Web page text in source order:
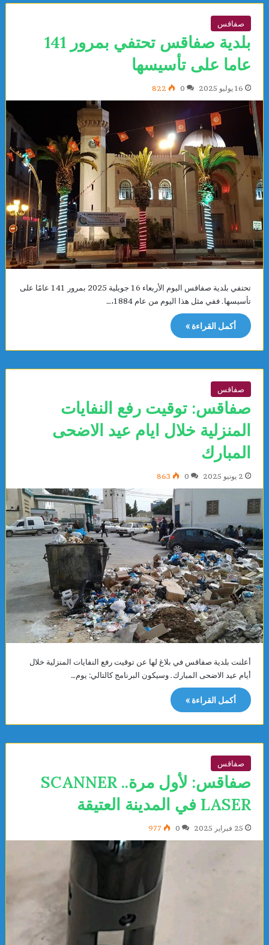
صفاقس
بلدية صفاقس تحتفي بمرور 141
عاما على تأسيسها
16 يوليو 2025 0
822
تحتفي بلدية صفاقس اليوم الأربعاء 16 جويلية 2025 بمرور 141 عامًا على
تأسيسها. ففي مثل هذا اليوم من عام 1884،…
أكمل القراءة »
صفاقس
صفاقس: توقيت رفع النفايات
المنزلية خلال ايام عيد الاضحى
المبارك
2 يونيو 2025 0
863
أعلنت بلدية صفاقس في بلاغ لها عن توقيت رفع النفايات المنزلية خلال
أيام عيد الاضحى المبارك. وسيكون البرنامج كالتالي: يوم…
أكمل القراءة »
صفاقس
صفاقس: لأول مرة.. SCANNER
LASER في المدينة العتيقة
25 فبراير 2025 0
977